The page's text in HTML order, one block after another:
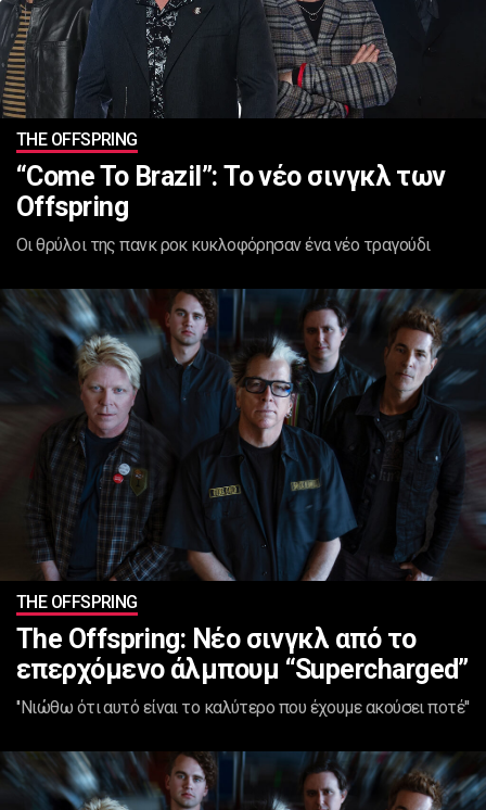
ΤHE OFFSPRING
“Come To Brazil”: Το νέο σινγκλ των
Offspring
Οι θρύλοι της πανκ ροκ κυκλοφόρησαν ένα νέο τραγούδι
ΤHE OFFSPRING
The Offspring: Νέο σινγκλ από το
επερχόμενο άλμπουμ “Supercharged”
''Νιώθω ότι αυτό είναι το καλύτερο που έχουμε ακούσει ποτέ''